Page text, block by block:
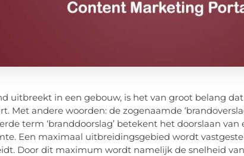
uitbreekt in een gebouw, is het van groot belang
Met andere woorden: de zogenaamde
term ‘branddoorslag’ betekent het doorslaan
Een maximaal uitbreidingsgebied wordt
Door dit maximum wordt namelijk de snelheid